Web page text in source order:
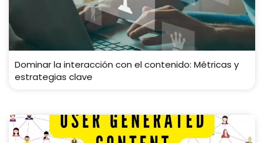
Dominar la interacción con el contenido: Métricas y
estrategias clave